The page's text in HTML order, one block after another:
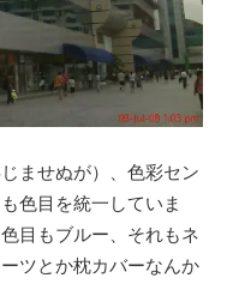
ませぬが）、色彩セン
色目を統一していま
目もブルー 、それもネ
ツとか枕カバーなんか